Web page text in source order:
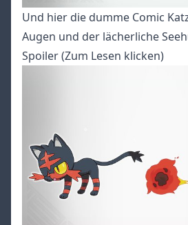
Und hier die dumme Comic
Augen und der lächerliche
Spoiler (Zum Lesen klicken)